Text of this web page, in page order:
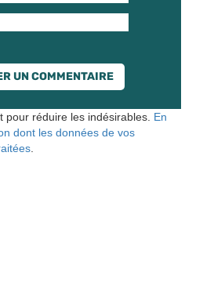
pour réduire les indésirables. En
dont les données de vos
.